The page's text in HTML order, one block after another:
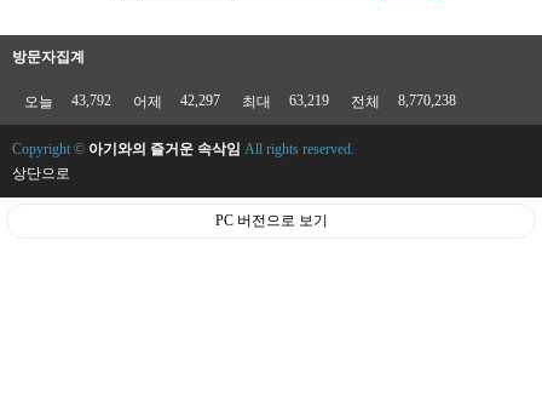
방문자집계
오늘 43,792 어제 42,297 최대 63,219 전체 8,770,238
Copyright © 아기와의 즐거운 속삭임 All rights reserved.
상단으로
PC 버전으로 보기